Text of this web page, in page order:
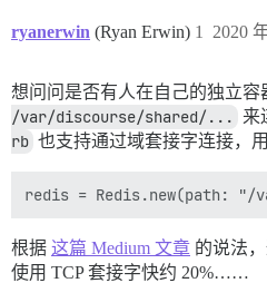
ryanerwin (Ryan Erwin) 2020
1
想问问是否有人在自己的独立容
/var/discourse/shared/...
来
rb 也支持通过域套接字连接，用
根据 这篇 Medium 文章 的说法
使用 TCP 套接字快约 20%……